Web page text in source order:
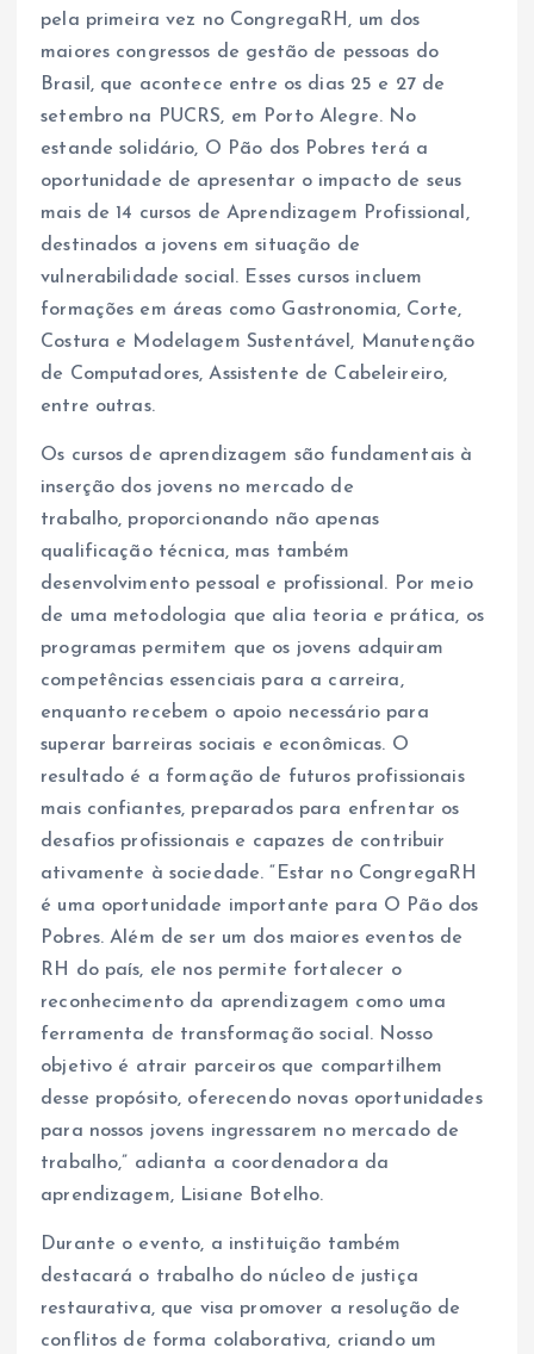
pela primeira vez no CongregaRH, um dos
maiores congressos de gestão de pessoas do
Brasil, que acontece entre os dias 25 e 27 de
setembro na PUCRS, em Porto Alegre. No
estande solidário, O Pão dos Pobres terá a
oportunidade de apresentar o impacto de seus
mais de 14 cursos de Aprendizagem Profissional,
destinados a jovens em situação de
vulnerabilidade social. Esses cursos incluem
formações em áreas como Gastronomia, Corte,
Costura e Modelagem Sustentável, Manutenção
de Computadores, Assistente de Cabeleireiro,
entre outras.
Os cursos de aprendizagem são fundamentais à
inserção dos jovens no mercado de
trabalho, proporcionando não apenas
qualificação técnica, mas também
desenvolvimento pessoal e profissional. Por meio
de uma metodologia que alia teoria e prática, os
programas permitem que os jovens adquiram
competências essenciais para a carreira,
enquanto recebem o apoio necessário para
superar barreiras sociais e econômicas. O
resultado é a formação de futuros profissionais
mais confiantes, preparados para enfrentar os
desafios profissionais e capazes de contribuir
ativamente à sociedade. “Estar no CongregaRH
é uma oportunidade importante para O Pão dos
Pobres. Além de ser um dos maiores eventos de
RH do país, ele nos permite fortalecer o
reconhecimento da aprendizagem como uma
ferramenta de transformação social. Nosso
objetivo é atrair parceiros que compartilhem
desse propósito, oferecendo novas oportunidades
para nossos jovens ingressarem no mercado de
trabalho,” adianta a coordenadora da
aprendizagem, Lisiane Botelho.
Durante o evento, a instituição também
destacará o trabalho do núcleo de justiça
restaurativa, que visa promover a resolução de
conflitos de forma colaborativa, criando um